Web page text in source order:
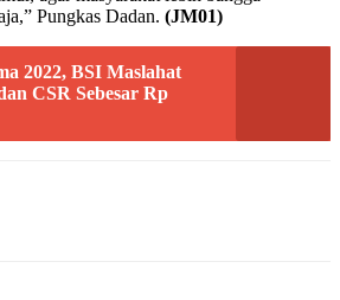
Pungkas Dadan. (JM01)
2022, BSI Maslahat
CSR Sebesar Rp